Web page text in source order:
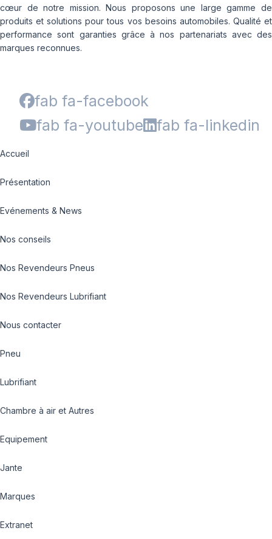
cœur de notre mission. Nous proposons une large gamme de
produits et solutions pour tous vos besoins automobiles. Qualité et
performance sont garanties grâce à nos partenariats avec des
marques reconnues.
fab fa-facebook
fab fa-youtube
fab fa-linkedin
Accueil
Présentation
Evénements & News
Nos conseils
Nos Revendeurs Pneus
Nos Revendeurs Lubrifiant
Nous contacter
Pneu
Lubrifiant
Chambre à air et Autres
Equipement
Jante
Marques
Extranet